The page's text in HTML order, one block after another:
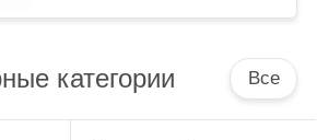
категории Все